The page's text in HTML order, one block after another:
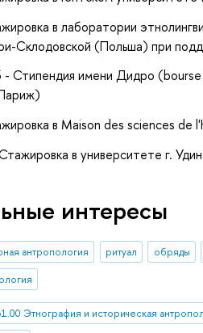
в лаборатории
Склодовской (Польша) при
Стипендия имени Дидро
в Maison des sciences de
в университете г.
интересы
антропология ритуал обряды
Этнография и историческая